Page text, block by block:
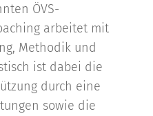
ÖVS-
arbeitet mit
Methodik und
ist dabei die
durch eine
sowie die